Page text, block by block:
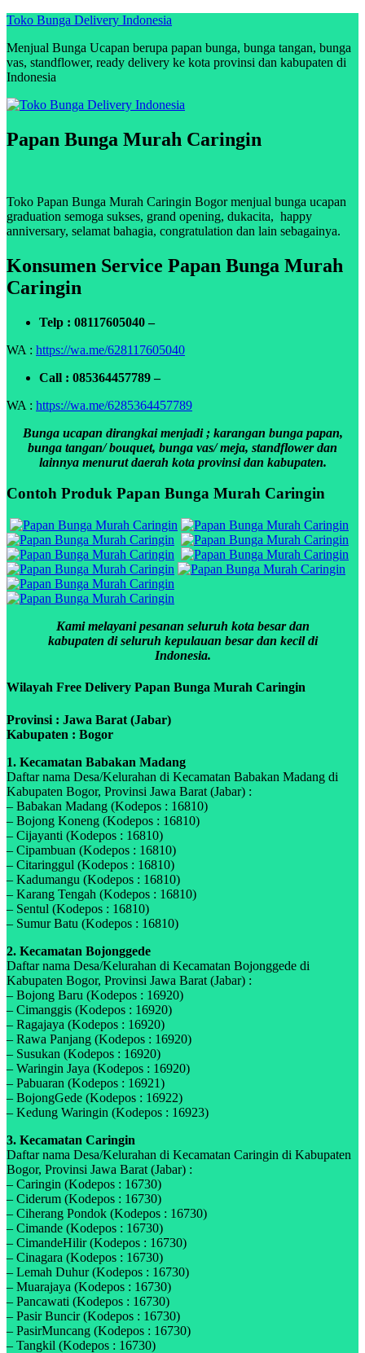
Skip
content
Toko Bunga Delivery Indonesia
Menjual Bunga Ucapan berupa papan bunga, bunga tangan, bunga
vas, standflower, ready delivery ke kota provinsi dan kabupaten di
Indonesia
Papan Bunga Murah Caringin
Toko Papan Bunga Murah Caringin Bogor menjual bunga ucapan
graduation semoga sukses, grand opening, dukacita, happy
anniversary, selamat bahagia, congratulation dan lain sebagainya.
Konsumen Service Papan Bunga Murah
Caringin
Telp : 08117605040 –
WA : https://wa.me/628117605040
Call : 085364457789 –
WA : https://wa.me/6285364457789
Bunga ucapan dirangkai menjadi ; karangan bunga papan,
bunga tangan/ bouquet, bunga vas/ meja, standflower dan
lainnya menurut daerah kota provinsi dan kabupaten.
Contoh Produk Papan Bunga Murah Caringin
Kami melayani pesanan seluruh kota besar dan
kabupaten di seluruh kepulauan besar dan kecil di
Indonesia.
Wilayah Free Delivery Papan Bunga Murah Caringin
Provinsi : Jawa Barat (Jabar)
Kabupaten : Bogor
1. Kecamatan Babakan Madang
Daftar nama Desa/Kelurahan di Kecamatan Babakan Madang di
Kabupaten Bogor, Provinsi Jawa Barat (Jabar) :
– Babakan Madang (Kodepos : 16810)
– Bojong Koneng (Kodepos : 16810)
– Cijayanti (Kodepos : 16810)
– Cipambuan (Kodepos : 16810)
– Citaringgul (Kodepos : 16810)
– Kadumangu (Kodepos : 16810)
– Karang Tengah (Kodepos : 16810)
– Sentul (Kodepos : 16810)
– Sumur Batu (Kodepos : 16810)
2. Kecamatan Bojonggede
Daftar nama Desa/Kelurahan di Kecamatan Bojonggede di
Kabupaten Bogor, Provinsi Jawa Barat (Jabar) :
– Bojong Baru (Kodepos : 16920)
– Cimanggis (Kodepos : 16920)
– Ragajaya (Kodepos : 16920)
– Rawa Panjang (Kodepos : 16920)
– Susukan (Kodepos : 16920)
– Waringin Jaya (Kodepos : 16920)
– Pabuaran (Kodepos : 16921)
– BojongGede (Kodepos : 16922)
– Kedung Waringin (Kodepos : 16923)
3. Kecamatan Caringin
Daftar nama Desa/Kelurahan di Kecamatan Caringin di Kabupaten
Bogor, Provinsi Jawa Barat (Jabar) :
– Caringin (Kodepos : 16730)
– Ciderum (Kodepos : 16730)
– Ciherang Pondok (Kodepos : 16730)
– Cimande (Kodepos : 16730)
– CimandeHilir (Kodepos : 16730)
– Cinagara (Kodepos : 16730)
– Lemah Duhur (Kodepos : 16730)
– Muarajaya (Kodepos : 16730)
– Pancawati (Kodepos : 16730)
– Pasir Buncir (Kodepos : 16730)
– PasirMuncang (Kodepos : 16730)
– Tangkil (Kodepos : 16730)